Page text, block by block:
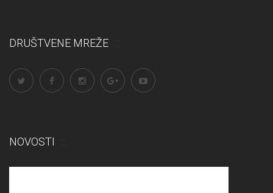
DRUŠTVENE MREŽE
NOVOSTI